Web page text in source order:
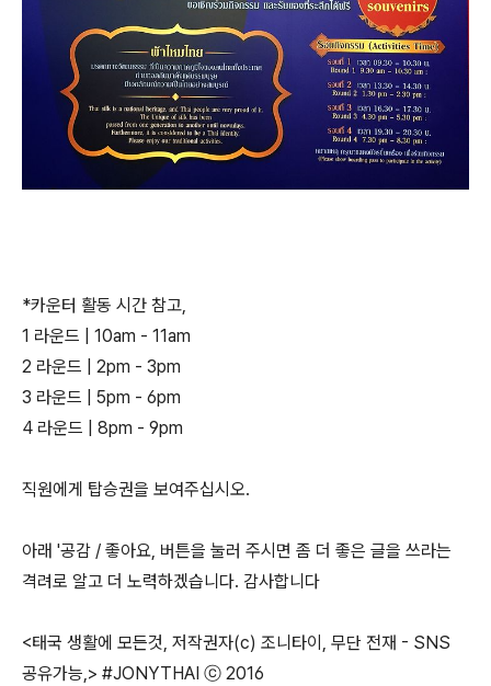
*카운터 활동 시간 참고,
1 라운드 | 10am - 11am
2 라운드 | 2pm - 3pm
3 라운드 | 5pm - 6pm
4 라운드 | 8pm - 9pm
직원에게 탑승권을 보여주십시오.
아래 '공감 / 좋아요, 버튼을 눌러 주시면 좀 더 좋은 글을 쓰라는
격려로 알고 더 노력하겠습니다. 감사합니다
<태국 생활에 모든것, 저작권자(c) 조니타이, 무단 전재 - SNS
공유가능,> #JONYTHAI ⓒ 2016